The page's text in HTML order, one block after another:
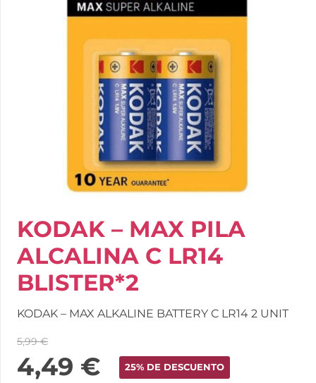
KODAK – MAX PILA
ALCALINA C LR14
BLISTER*2
KODAK – MAX ALKALINE BATTERY C LR14 2 UNIT
5,99€
4,49 € 25% DE DESCUENTO